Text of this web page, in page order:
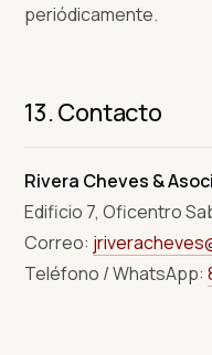
periódicamente.
13. Contacto
Rivera Cheves &
Edificio 7, Oficentro
Correo:
Teléfono / WhatsApp: